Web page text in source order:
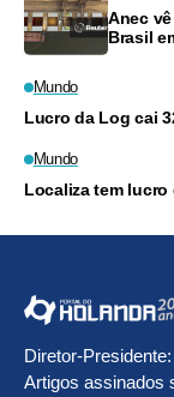
Anec
Brasil
Mundo
Lucro da Log cai
Mundo
Localiza tem lucro
Diretor-
Artigos assinados